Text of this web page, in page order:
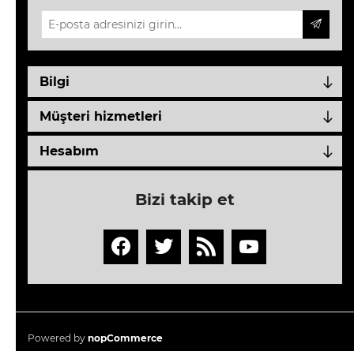
Bilgi
Müşteri hizmetleri
Hesabım
Bizi takip et
Powered by nopCommerce